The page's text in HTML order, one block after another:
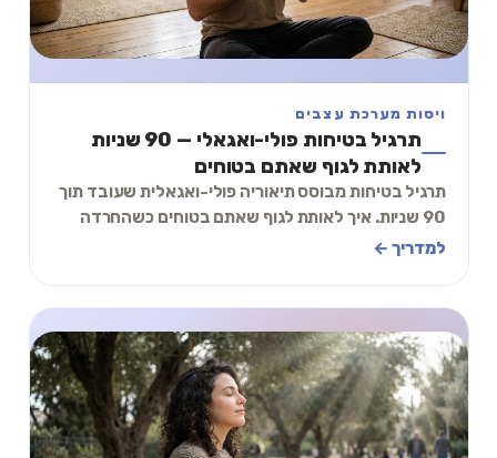
ויסות מערכת עצבים
תרגיל בטיחות פולי-ואגאלי — 90 שניות
לאותת לגוף שאתם בטוחים
תרגיל בטיחות מבוסס תיאוריה פולי-ואגאלית שעובד תוך
90 שניות. איך לאותת לגוף שאתם בטוחים כשהחרדה
משתלטת — מדריך מעשי עם הסבר פשוט.
למדריך ←